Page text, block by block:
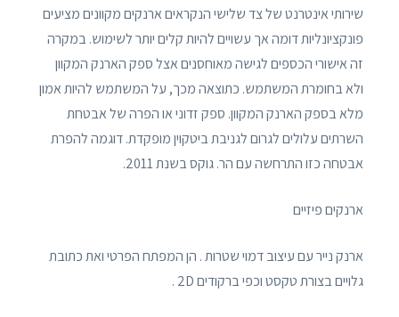
שירותי אינטרנט של צד שלישי הנקראים ארנקים מקוונים מציעים
פונקציונליות דומה אך עשויים להיות קלים יותר לשימוש. במקרה
זה אישורי הכספים לגישה מאוחסנים אצל ספק הארנק המקוון
ולא בחומרת המשתמש. כתוצאה מכך, על המשתמש להיות אמון
מלא בספק הארנק המקוון. ספק זדוני או הפרה של אבטחת
השרתים עלולים לגרום לגניבת ביטקוין מופקדת. דוגמה להפרת
אבטחה כזו התרחשה עם הר. גוקס בשנת 2011.
ארנקים פיזיים
ארנק נייר עם עיצוב דמוי שטרות . הן המפתח הפרטי ואת כתובת
גלויים בצורת טקסט וכפי ברקודים 2D .